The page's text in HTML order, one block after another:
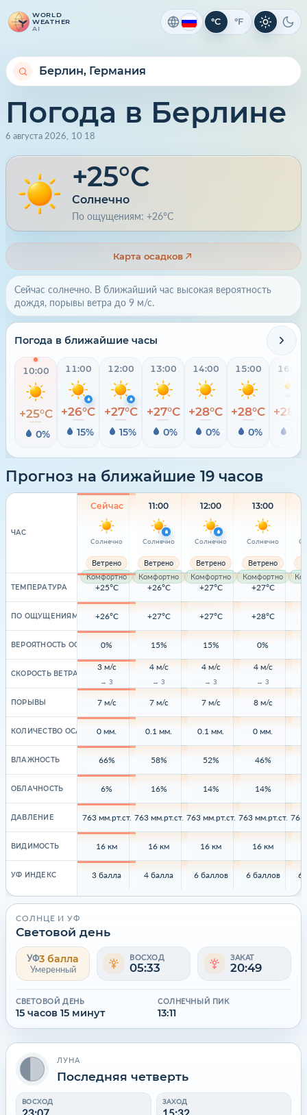
WORLD
WEATHER
AI
°C °F Светлая
Погода в Берлине
6 августа 2026 10 18
+25°C
Солнечно
По ощущениям: +26°C
Карта осадков
Сейчас солнечно. В ближайший час высокая вероятность
дождя, порывы ветра до 9 м/с.
Погода в ближайшие часы
10:00
+25°C
0%
11:00
+26°C
15%
12:00
+27°C
15%
13:00
+27°C
0%
14:00
+28°C
0%
15:00
+28°C
0%
16:00
+28°C
Прогноз на ближайшие 19 часов
ЧАС
ТЕМПЕРАТУРА
ПО ОЩУЩЕНИЯМ
ВЕРОЯТНОСТЬ ОСАДКОВ
СКОРОСТЬ ВЕТРА
ПОРЫВЫ
КОЛИЧЕСТВО ОСАДКОВ
ВЛАЖНОСТЬ
ОБЛАЧНОСТЬ
ДАВЛЕНИЕ
ВИДИМОСТЬ
УФ ИНДЕКС
Сейчас
Солнечно
Ветрено
Комфортно
+25°C
+26°C
0%
3 м/с
→ З
7 м/с
0 мм.
66%
6%
763 мм.рт.ст.
16 км
3 балла
11:00
Солнечно
Ветрено
Комфортно
+26°C
+27°C
15%
4 м/с
→ З
7 м/с
0.1 мм.
58%
16%
763 мм.рт.ст.
16 км
4 балла
12:00
Солнечно
Ветрено
Комфортно
+27°C
+27°C
15%
4 м/с
→ З
7 м/с
0.1 мм.
52%
14%
763 мм.рт.ст.
16 км
6 баллов
13:00
Солнечно
Ветрено
Комфортно
+27°C
+28°C
0%
4 м/с
→ З
8 м/с
0 мм.
46%
14%
763 мм.рт.ст.
16 км
6 баллов
763
6
СОЛНЦЕ И УФ
Световой день
УФ3 балла
Умеренный
ВОСХОД
05:33
ЗАКАТ
20:49
СВЕТОВОЙ ДЕНЬ
15 часов 15 минут
СОЛНЕЧНЫЙ ПИК
13:11
ЛУНА
Последняя четверть
ВОСХОД ЗАХОД